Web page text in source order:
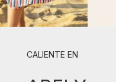
CALIENTE EN